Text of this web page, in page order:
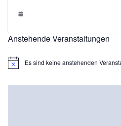
Anstehende Veranstaltungen
H
Es sind keine anstehenden